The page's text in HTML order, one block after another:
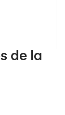
de la